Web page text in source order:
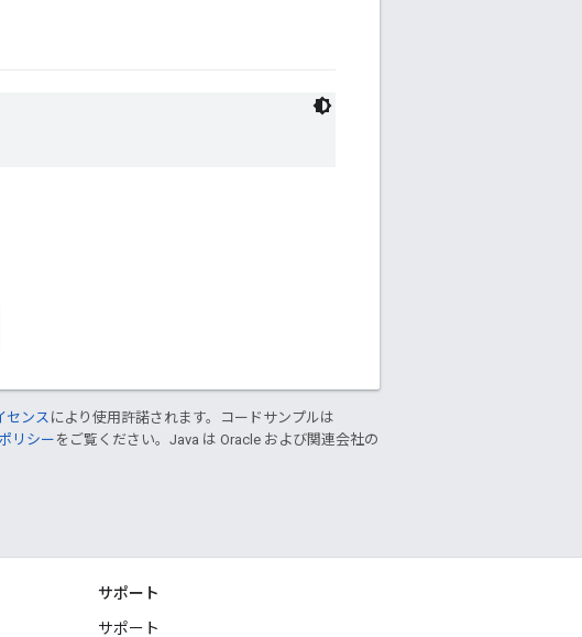
センス により使用許諾されます。コードサンプルは
リシーをご覧ください。Java は Oracle および関連会社の
サポート
サポート